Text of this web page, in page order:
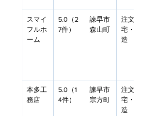
スマイ
フルホ
ーム
5.0（2
7件）
諫早市
森山町
注文住
宅・木
造
本多工
務店
5.0（1
4件）
諫早市
宗方町
注文住
宅・木
造